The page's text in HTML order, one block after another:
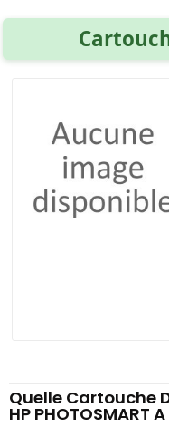
Quelle Cartouche
HP PHOTOSMART